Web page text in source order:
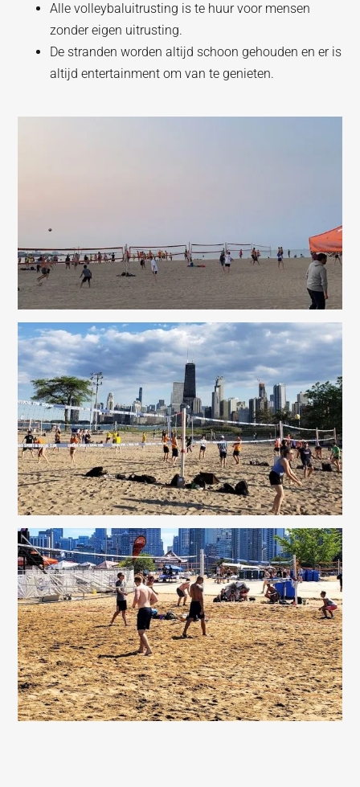
Alle volleybaluitrusting is te huur voor mensen
zonder eigen uitrusting.
De stranden worden altijd schoon gehouden en er is
altijd entertainment om van te genieten.